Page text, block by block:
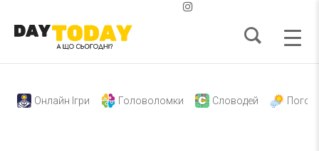
Онлайн Ігри Головоломки Словодей